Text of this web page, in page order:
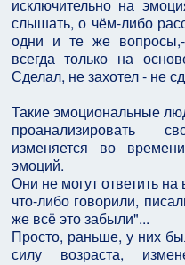
исключительно на
слышать, о чём-либо
одни и те же
всегда только на
Сделал, не захотел - не
Такие эмоциональные
проанализировать
изменяется во
эмоций.
Они не могут ответить
что-либо говорили,
же всё это забыли"...
Просто, раньше, у них
силу возраста,